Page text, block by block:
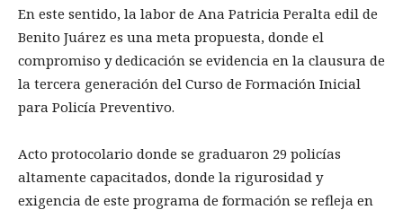
En este sentido, la labor de Ana Patricia Peralta edil de
Benito Juárez es una meta propuesta, donde el
compromiso y dedicación se evidencia en la clausura de
la tercera generación del Curso de Formación Inicial
para Policía Preventivo.
Acto protocolario donde se graduaron 29 policías
altamente capacitados, donde la rigurosidad y
exigencia de este programa de formación se refleja en